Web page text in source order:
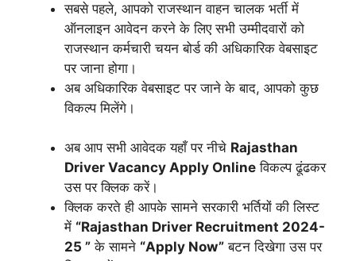
सबसे पहले, आपको राजस्थान वाहन चालक भर्ती में
ऑनलाइन आवेदन करने के लिए सभी उम्मीदवारों को
राजस्थान कर्मचारी चयन बोर्ड की अधिकारिक वेबसाइट
पर जाना होगा।
अब अधिकारिक वेबसाइट पर जाने के बाद, आपको कुछ
विकल्प मिलेंगे।
अब आप सभी आवेदक यहाँ पर नीचे Rajasthan
Driver Vacancy Apply Online विकल्प ढूंढकर
उस पर क्लिक करें।
क्लिक करते ही आपके सामने सरकारी भर्तियों की लिस्ट
में “Rajasthan Driver Recruitment 2024-
25 ” के सामने “Apply Now” बटन दिखेगा उस पर